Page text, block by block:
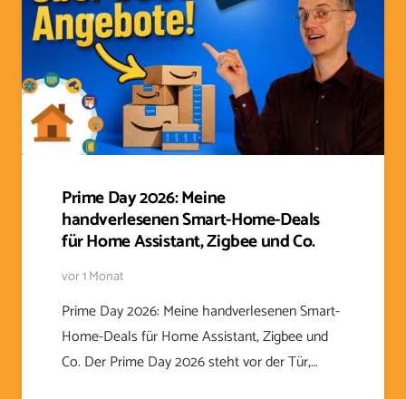
Prime Day 2026: Meine
handverlesenen Smart-Home-Deals
für Home Assistant, Zigbee und Co.
vor 1 Monat
Prime Day 2026: Meine handverlesenen Smart-
Home-Deals für Home Assistant, Zigbee und
Co. Der Prime Day 2026 steht vor der Tür,…